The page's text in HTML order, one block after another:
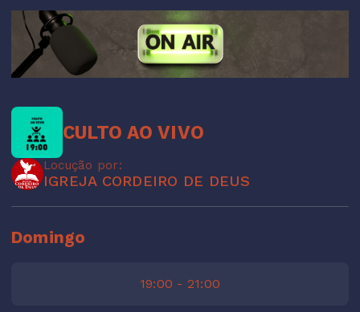
CULTO AO VIVO
Locução por:
IGREJA CORDEIRO DE DEUS
Domingo
19:00 - 21:00